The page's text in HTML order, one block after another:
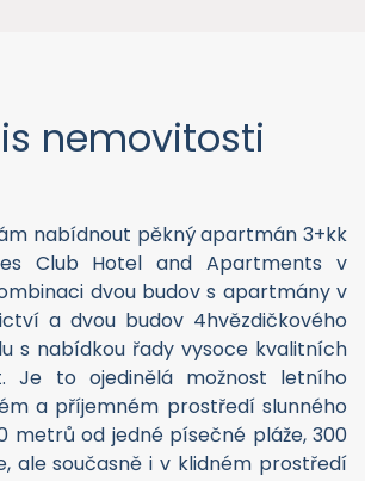
nemovitosti
nabídnout pěkný apartmán 3+kk
Club Hotel and Apartments v
dvou budov s apartmány v
a dvou budov 4hvězdičkového
s nabídkou řady vysoce kvalitních
Je to ojedinělá možnost letního
a příjemném prostředí slunného
metrů od jedné písečné pláže, 300
ale současně i v klidném prostředí